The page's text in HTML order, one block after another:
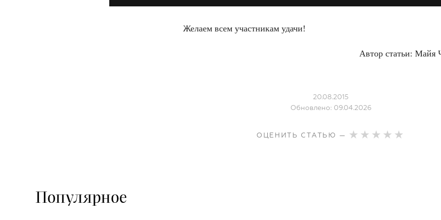
Желаем всем участникам удачи!
Автор статьи: Майя
20.08.2015
Обновлено: 09.04.2026
ОЦЕНИТЬ СТАТЬЮ —
Популярное